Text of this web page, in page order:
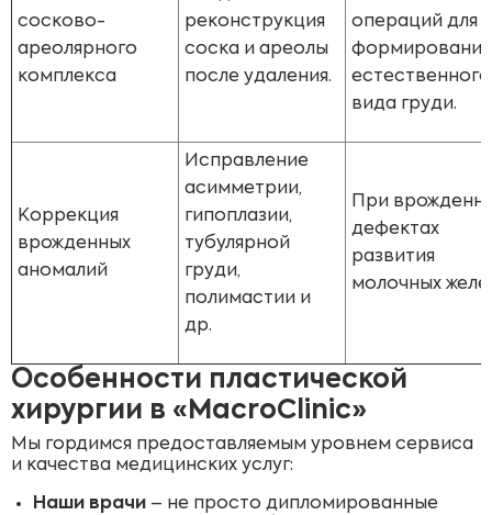
сосково-
ареолярного
комплекса
реконструкция
соска и ареолы
после удаления.
операций для
формирования
естественного
вида груди.
Коррекция
врожденных
аномалий
Исправление
асимметрии,
гипоплазии,
тубулярной
груди,
полимастии и
др.
При
дефектах
развития
молочных
Особенности пластической
хирургии в «MacroClinic»
Мы гордимся предоставляемым уровнем сервиса
и качества медицинских услуг:
Наши врачи – не просто дипломированные